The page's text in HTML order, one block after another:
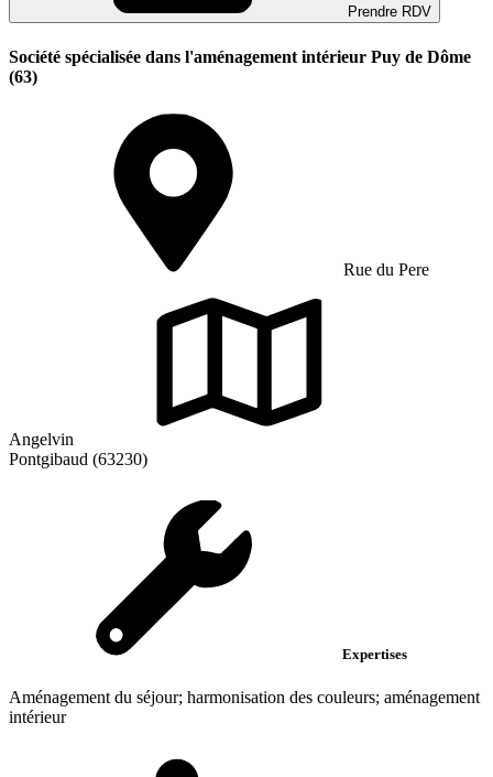
Prendre RDV
Société spécialisée dans l'aménagement intérieur Puy de Dôme
(63)
Rue du Pere
Angelvin
Pontgibaud (63230)
Expertises
Aménagement du séjour; harmonisation des couleurs; aménagement
intérieur